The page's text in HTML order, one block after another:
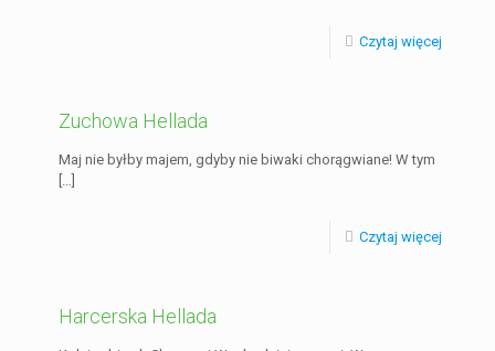
Czytaj więcej
Zuchowa Hellada
Maj nie byłby majem, gdyby nie biwaki chorągwiane! W tym
[…]
Czytaj więcej
Harcerska Hellada